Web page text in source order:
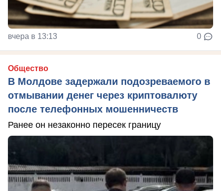
вчера в 13:13 0
Общество
В Молдове задержали подозреваемого в
отмывании денег через криптовалюту
после телефонных мошенничеств
Ранее он незаконно пересек границу